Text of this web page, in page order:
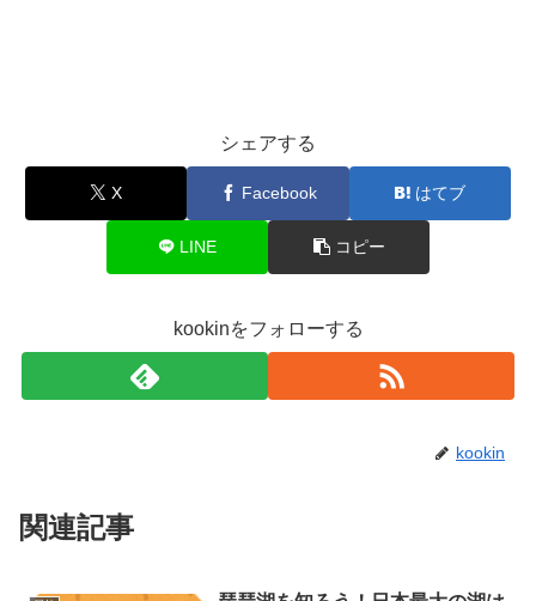
シェアする
X Facebook はてブ
LINE コピー
kookinをフォローする
kookin
関連記事